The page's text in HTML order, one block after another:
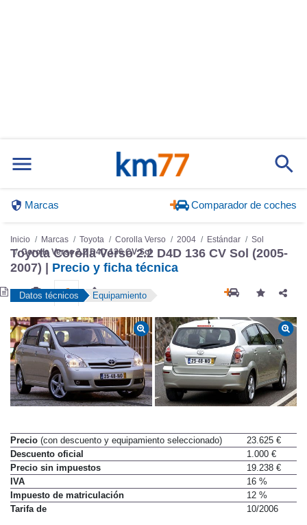
Marcas Comparador de coches
Inicio Marcas Toyota Corolla Verso 2004 Estándar
Sol
Corolla Verso 2.2 D4D 136 CV Sol
Toyota Corolla Verso 2.2 D4D 136 CV Sol (2005-
2007) | Precio y ficha técnica
Datos técnicos Equipamiento
Precio (con descuento y equipamiento seleccionado)
23.625 €
Descuento oficial
1.000 €
Precio sin impuestos
19.238 €
IVA
16 %
Impuesto de matriculación
12 %
Tarifa de
10/2006